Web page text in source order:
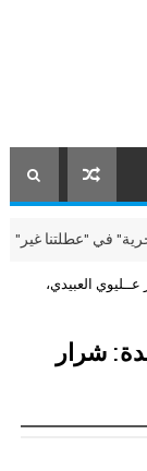
غير" بالحمرية
عــليوي العبيدي،
شرار